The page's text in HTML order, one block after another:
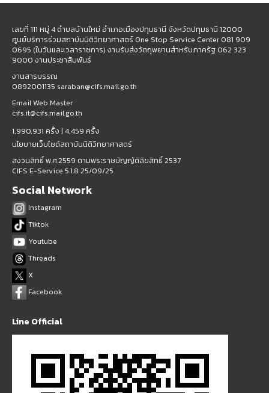
เลขที่ 111 หมู่ 4 ตำบลบ้านใหม่ อำเภอเมืองปทุมธานี จังหวัดปทุมธานี 12000
ศูนย์บริการร่วมสถาบันนิติวิทยาศาสตร์ One Stop Service Center 081 909
0695 (ในวันและเวลาราชการ) งานรับส่งวัตถุพยานสำหรับภาครัฐ 062 323
9000 งานประชาสัมพันธ์
งานสารบรรณ
0892001135 saraban@cifs.mail.go.th
Email Web Master
cifs.it@cifs.mail.go.th
1,990,931 ครั้ง | 4,459 ครั้ง
นโยบายเว็บไซต์สถาบันนิติวิทยาศาสตร์
สงวนสิทธิ์ พ.ศ.2559 ตามพระราชบัญญัติลิขสิทธิ์ 2537
CIFS E-Service 5.1.8 25/09/25
Social Network
Instagram
Tiktok
Youtube
Threads
X
Facebook
Line Official